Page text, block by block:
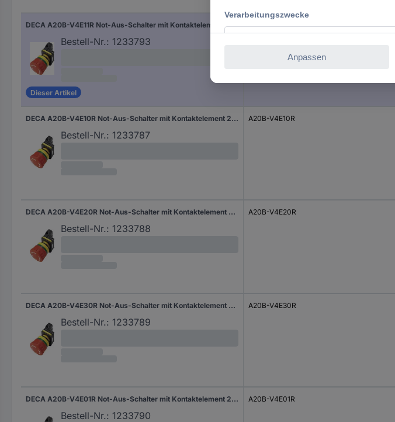
DECA A20B-V4E11R Not-Aus-Schalter mit Kontaktelement 240 V/AC 6 A 1 Schließer, 1 Öffner IP65 1 St.
Bestell-Nr.: 1233793
Dieser Artikel
A20B-V4E11R
DECA A20B-V4E10R Not-Aus-Schalter mit Kontaktelement 240 V/AC 6 A 1 Schließer IP65 1 St.
Bestell-Nr.: 1233787
A20B-V4E10R
DECA A20B-V4E20R Not-Aus-Schalter mit Kontaktelement 240 V/AC 6 A 2 Schließer IP65 1 St.
Bestell-Nr.: 1233788
A20B-V4E20R
DECA A20B-V4E30R Not-Aus-Schalter mit Kontaktelement 240 V/AC 6 A 3 Schließer IP65 1 St.
Bestell-Nr.: 1233789
A20B-V4E30R
DECA A20B-V4E01R Not-Aus-Schalter mit Kontaktelement 240 V/AC 6 A 1 Öffner IP65 1 St.
Bestell-Nr.: 1233790
A20B-V4E01R